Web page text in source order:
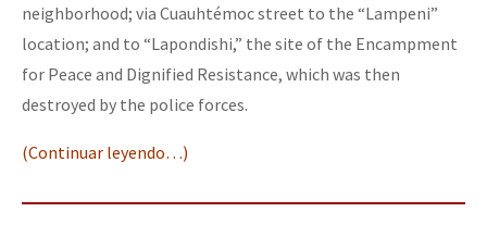
neighborhood; via Cuauhtémoc street to the “Lampeni”
location; and to “Lapondishi,” the site of the Encampment
for Peace and Dignified Resistance, which was then
destroyed by the police forces.
(Continuar leyendo…)